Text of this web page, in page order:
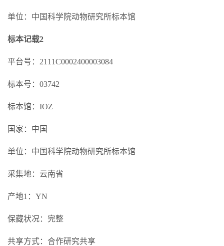
单位：中国科学院动物研究所标本馆
标本记载2
平台号：2111C0002400003084
标本号：03742
标本馆：IOZ
国家：中国
单位：中国科学院动物研究所标本馆
采集地：云南省
产地1：YN
保藏状况：完整
共享方式：合作研究共享